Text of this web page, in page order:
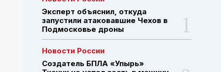
Эксперт объяснил, откуда
запустили атаковавшие Чехов в
Подмосковье дроны
Новости России
Создатель БПЛА «Упырь»